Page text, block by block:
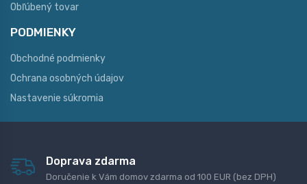
Obľúbený tovar
PODMIENKY
Obchodné podmienky
Ochrana osobných údajov
Nastavenie súkromia
Doprava zdarma
Doručenie k Vám domov zdarma od 100 EUR (bez DPH)